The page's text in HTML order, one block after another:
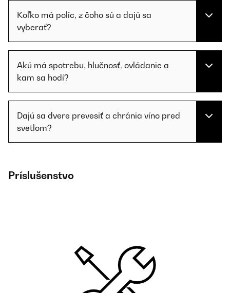
Koľko má políc, z čoho sú a dajú sa
vyberať?
Akú má spotrebu, hlučnosť, ovládanie a
kam sa hodí?
Dajú sa dvere prevesiť a chránia víno pred
svetlom?
Príslušenstvo